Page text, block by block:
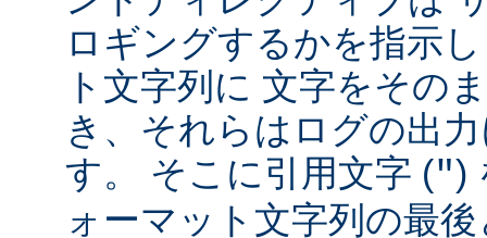
ロギングするかを指示
ト文字列に 文字をその
き、それらはログの出
す。 そこに引用文字 (")
ォーマット文字列の最